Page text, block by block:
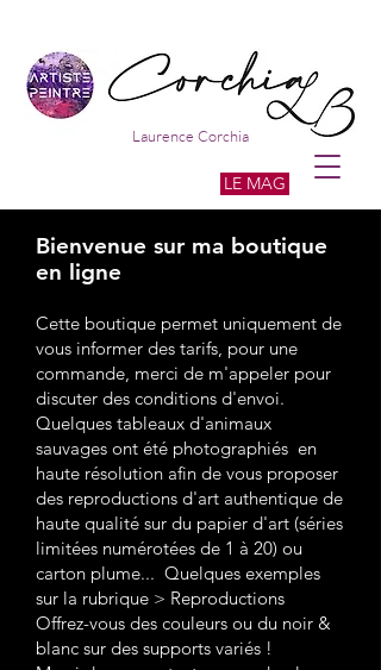
Laurence Corchia
LE MAG
Bienvenue sur ma boutique
en ligne
Cette boutique permet uniquement de
vous informer des tarifs, pour une
commande, merci de m'appeler pour
discuter des conditions d'envoi.
Quelques tableaux d'animaux
sauvages ont été photographiés en
haute résolution afin de vous proposer
des reproductions d'art authentique de
haute qualité sur du papier d'art (séries
limitées numérotées de 1 à 20) ou
carton plume... Quelques exemples
sur la rubrique > Reproductions
Offrez-vous des couleurs ou du noir &
blanc sur des supports variés !